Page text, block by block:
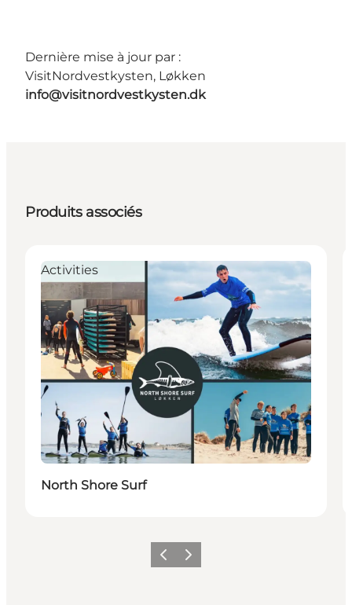
Dernière mise à jour par :
VisitNordvestkysten, Løkken
info@visitnordvestkysten.dk
Produits associés
Activities
North Shore Surf
PrécédentSuivant